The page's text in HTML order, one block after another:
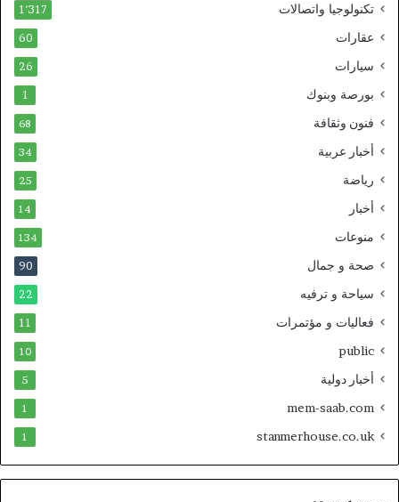
تكنولوجيا واتصالات 1٬317
عقارات 60
سيارات 26
بورصة وبنوك 1
فنون وثقافة 68
أخبار عربية 34
رياضة 25
أخبار 14
منوعات 134
صحة و جمال 90
سياحة و ترفيه 22
فعاليات و مؤتمرات 11
public
10
أخبار دولية 5
mem-saab.com
1
stanmerhouse.co.uk
1